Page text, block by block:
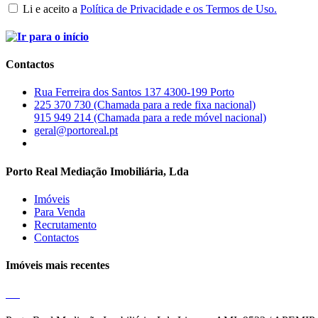
Li e aceito a Política de Privacidade e os Termos de Uso.
Contactos
Rua Ferreira dos Santos 137 4300-199 Porto
225 370 730 (Chamada para a rede fixa nacional)
915 949 214 (Chamada para a rede móvel nacional)
geral@portoreal.pt
Porto Real Mediação Imobiliária, Lda
Imóveis
Para Venda
Recrutamento
Contactos
Imóveis mais recentes